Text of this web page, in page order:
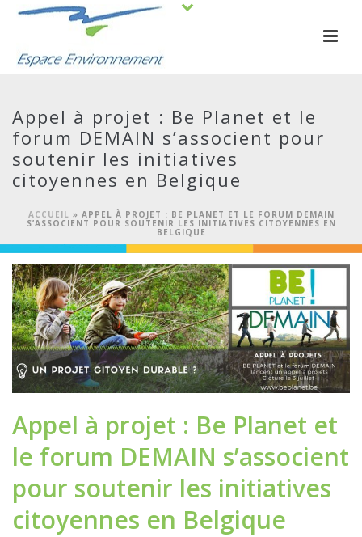
Appel à projet : Be Planet et le
forum DEMAIN s’associent pour
soutenir les initiatives
citoyennes en Belgique
ACCUEIL » APPEL À PROJET : BE PLANET ET LE FORUM DEMAIN
S’ASSOCIENT POUR SOUTENIR LES INITIATIVES CITOYENNES EN
BELGIQUE
Appel à projet : Be Planet et
le forum DEMAIN s’associent
pour soutenir les initiatives
citoyennes en Belgique